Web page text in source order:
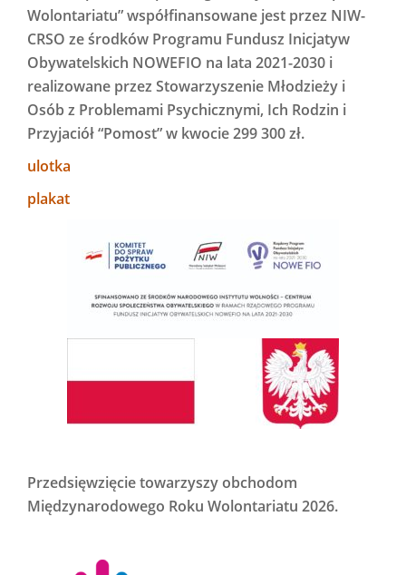
Wolontariatu” współfinansowane jest przez NIW-
CRSO ze środków Programu Fundusz Inicjatyw
Obywatelskich NOWEFIO na lata 2021-2030 i
realizowane przez Stowarzyszenie Młodzieży i
Osób z Problemami Psychicznymi, Ich Rodzin i
Przyjaciół “Pomost” w kwocie 299 300 zł.
ulotka
plakat
Przedsięwzięcie towarzyszy obchodom
Międzynarodowego Roku Wolontariatu 2026.